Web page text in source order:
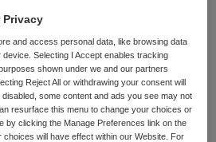
Tijdelijk met uitzicht op vast
NIVEAU
Overig
DIENSTVERBAND
Privacy
and access personal data, like browsing data
Selecting I Accept enables tracking
shown under we and our partners
Reject All or withdrawing your consent will
some content and ads you see may not
resurface this menu to change your choices or
by clicking the Manage Preferences link on the
choices will have effect within our Website. For